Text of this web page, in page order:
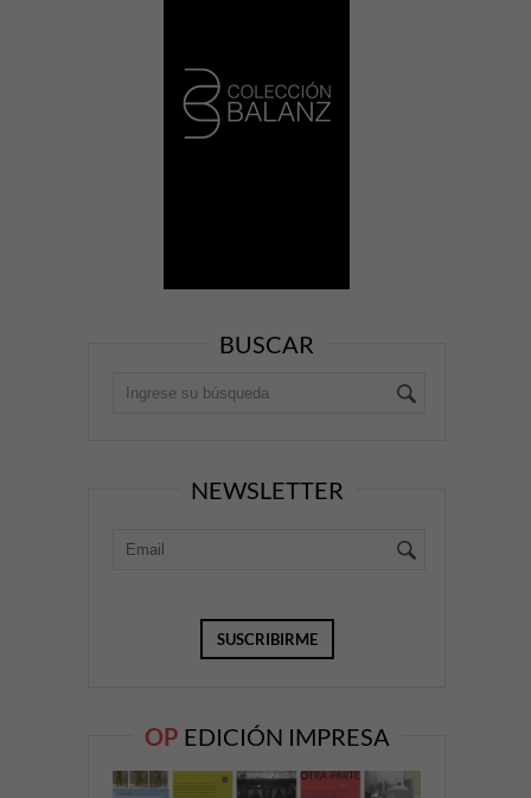
BUSCAR
NEWSLETTER
OP EDICIÓN IMPRESA